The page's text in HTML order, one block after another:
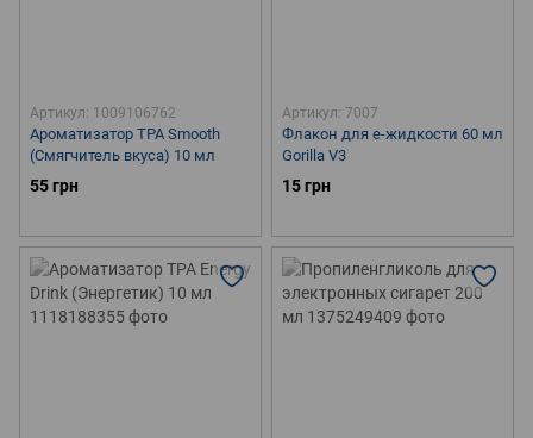
Артикул: 1009106762
Ароматизатор TPA Smooth
(Смягчитель вкуса) 10 мл
55 грн
Артикул: 7007
Флакон для е-жидкости 60 мл
Gorilla V3
15 грн